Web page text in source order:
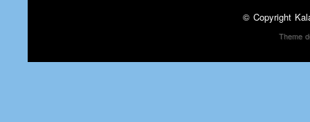
© Copyright
Theme